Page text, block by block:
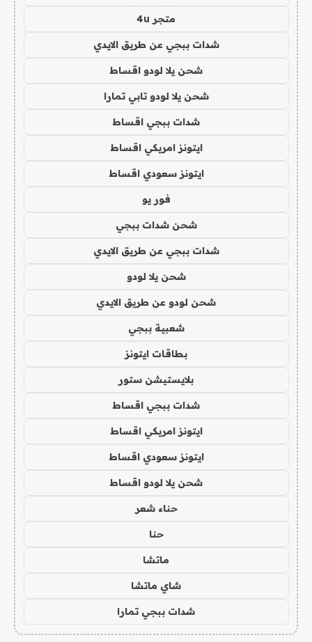
متجر 4u
شدات ببجي عن طريق الايدي
شحن يلا لودو اقساط
شحن يلا لودو تابي تمارا
شدات ببجي اقساط
ايتونز امريكي اقساط
ايتونز سعودي اقساط
فور يو
شحن شدات ببجي
شدات ببجي عن طريق الايدي
شحن يلا لودو
شحن لودو عن طريق الايدي
شعبية ببجي
بطاقات ايتونز
بلايستيشن ستور
شدات ببجي اقساط
ايتونز امريكي اقساط
ايتونز سعودي اقساط
شحن يلا لودو اقساط
حناء شعر
حنا
ماتشا
شاي ماتشا
شدات ببجي تمارا